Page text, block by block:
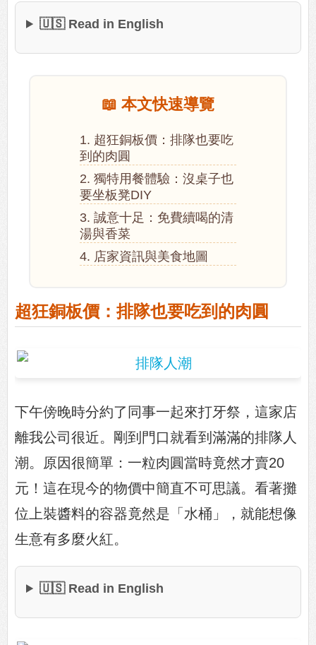
🇺🇸 Read in English
📖 本文快速導覽
1. 超狂銅板價：排隊也要吃
到的肉圓
2. 獨特用餐體驗：沒桌子也
要坐板凳DIY
3. 誠意十足：免費續喝的清
湯與香菜
4. 店家資訊與美食地圖
超狂銅板價：排隊也要吃到的肉圓
下午傍晚時分約了同事一起來打牙祭，這家店
離我公司很近。剛到門口就看到滿滿的排隊人
潮。原因很簡單：一粒肉圓當時竟然才賣20
元！這在現今的物價中簡直不可思議。看著攤
位上裝醬料的容器竟然是「水桶」，就能想像
生意有多麼火紅。
🇺🇸 Read in English